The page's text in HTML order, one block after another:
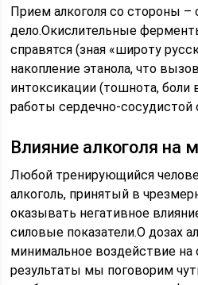
Прием алкоголя со стороны –
дело.Окислительные
справятся (зная «широту
накопление этанола, что
интоксикации (тошнота, боли
работы сердечно-сосудистой
Влияние алкоголя
Любой тренирующийся
алкоголь, принятый в
оказывать негативное
силовые показатели.О дозах
минимальное воздействие на
результаты мы поговорим